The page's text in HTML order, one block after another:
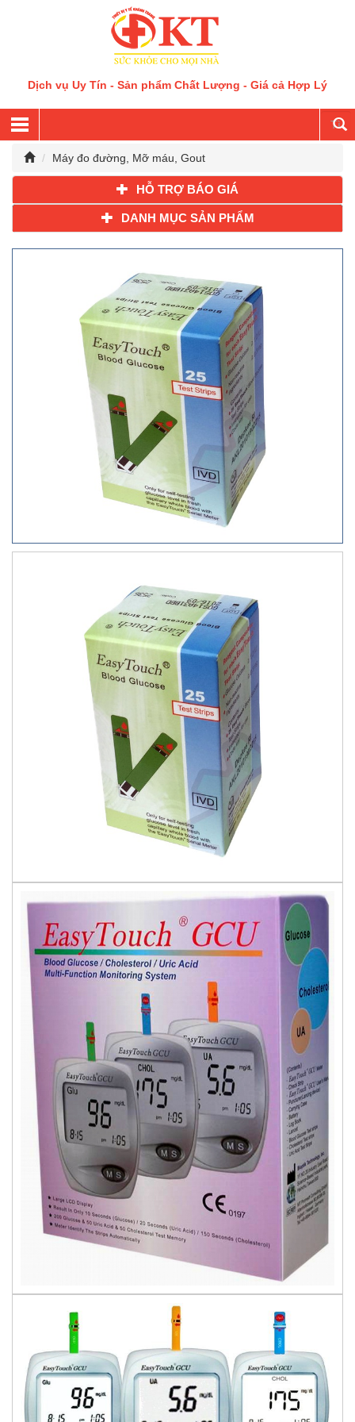
Dịch vụ Uy Tín - Sản phẩm Chất Lượng - Giá cả Hợp Lý
Máy đo đường, Mỡ máu, Gout
HỖ TRỢ BÁO GIÁ
DANH MỤC SẢN PHẨM